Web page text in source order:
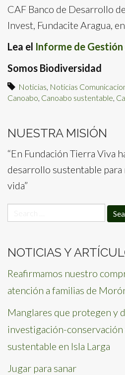
CAF Banco de Desarrollo
Invest, Fundacite Aragua,
Lea el Informe de
Somos Biodiversidad
Noticias, Noticias
Canoabo, Canoabo sustentable,
NUESTRA MISIÓN
“En Fundación Tierra Viva
desarrollo sustentable para
vida”
for:
NOTICIAS Y
Reafirmamos nuestro
atención a familias de
Manglares que protegen y
investigación-
sustentable en Isla Larga
Jugar para sanar